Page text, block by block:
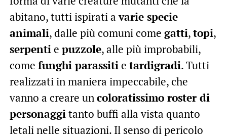
abitano, tutti ispirati avarie specie
animali, dalle più comuni come gatti,topi,
serpenti e puzzole, alle più improbabili,
come funghi parassiti e tardigradi. Tutti
realizzati in maniera impeccabile, che
vanno a creare un coloratissimo roster di
personaggi tanto buffi alla vista quanto
letali nelle situazioni. Il senso di pericolo